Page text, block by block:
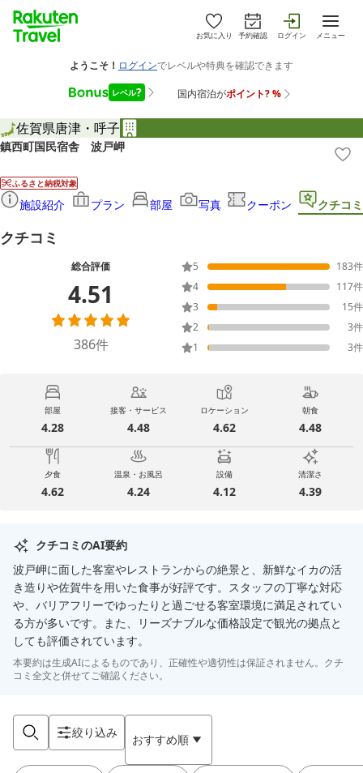
お気に入り 予約確認 ログイン メニュー
佐賀県唐津・呼子
鎮西町国民宿舎 波戸岬
ふるさと納税対象
施設紹介 プラン 部屋 写真 クーポン クチコミ
クチコミ
総合評価
4.51
386件
5 183件
4
117件
3
15件
2
3件
1
3件
部屋
4.28
接客・サービス
4.48
ロケーション
4.62
朝食
4.48
夕食
4.62
温泉・お風呂
4.24
設備
4.12
清潔さ
4.39
クチコミのAI要約
波戸岬に面した客室やレストランからの絶景と、新鮮なイカの活
き造りや佐賀牛を用いた食事が好評です。スタッフの丁寧な対応
や、バリアフリーでゆったりと過ごせる客室環境に満足されてい
る方が多いです。また、リーズナブルな価格設定で観光の拠点と
しても評価されています。
本要約は生成AIによるものであり、正確性や適切性は保証されません。クチ
コミ全文と併せてご確認ください。
絞り込み おすすめ順